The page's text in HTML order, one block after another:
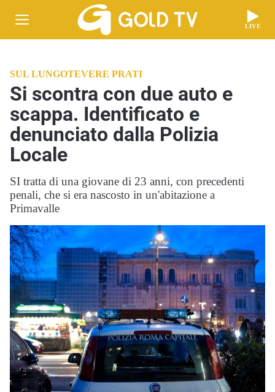
LIVE
SUL LUNGOTEVERE PRATI
Si scontra con due auto e
scappa. Identificato e
denunciato dalla Polizia
Locale
SI tratta di una giovane di 23 anni, con precedenti
penali, che si era nascosto in un'abitazione a
Primavalle